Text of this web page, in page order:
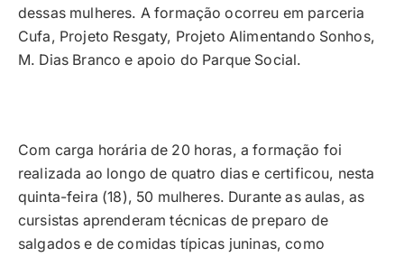
dessas mulheres. A formação ocorreu em parceria
Cufa, Projeto Resgaty, Projeto Alimentando Sonhos,
M. Dias Branco e apoio do Parque Social.
Com carga horária de 20 horas, a formação foi
realizada ao longo de quatro dias e certificou, nesta
quinta-feira (18), 50 mulheres. Durante as aulas, as
cursistas aprenderam técnicas de preparo de
salgados e de comidas típicas juninas, como